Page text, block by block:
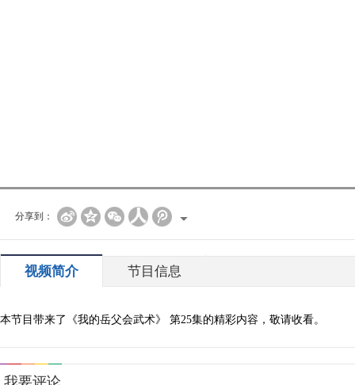
分享到：
视频简介 节目信息
本节目带来了《我的岳父会武术》 第25集的精彩内容，敬请收看。